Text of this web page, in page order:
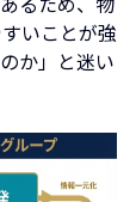
いことが強
か」と迷い